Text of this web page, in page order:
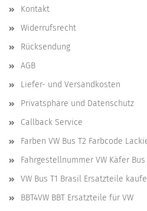
Kontakt
Widerrufsrecht
Rücksendung
AGB
Liefer- und Versandkosten
Privatsphäre und Datenschutz
Callback Service
Farben VW Bus T2 Farbcode
Fahrgestellnummer VW Käfer Bus
VW Bus T1 Brasil Ersatzteile
BBT4VW BBT Ersatzteile für VW